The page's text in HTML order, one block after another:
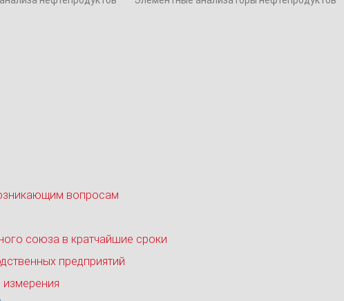
вопросам
союза в кратчайшие сроки
предприятий